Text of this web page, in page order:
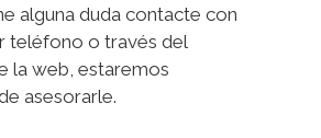
alguna duda contacte con
teléfono o través del
la web, estaremos
asesorarle.